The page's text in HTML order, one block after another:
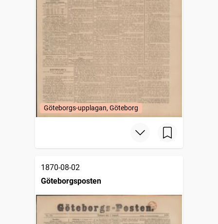
Göteborgs-upplagan, Göteborg
1870-08-02
Göteborgsposten